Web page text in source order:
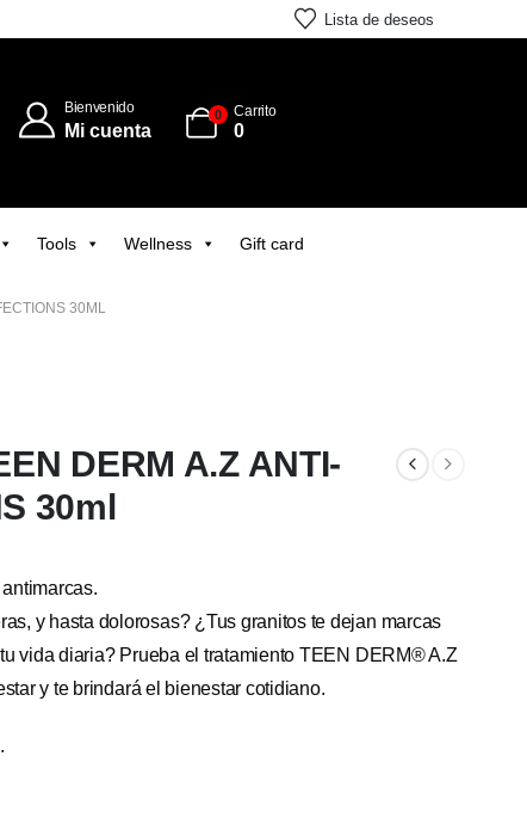
Lista de deseos
Bienvenido
Mi cuenta
0 Carrito
0
Tools Wellness Gift card
30ML
DERM A.Z ANTI-
30ml
y hasta dolorosas? ¿Tus granitos te dejan marcas
vida diaria? Prueba el tratamiento TEEN DERM® A.Z
y te brindará el bienestar cotidiano.